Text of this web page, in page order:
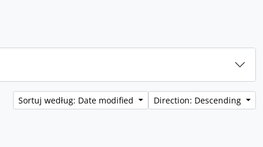
Sortuj według: Date modified Direction: Descending